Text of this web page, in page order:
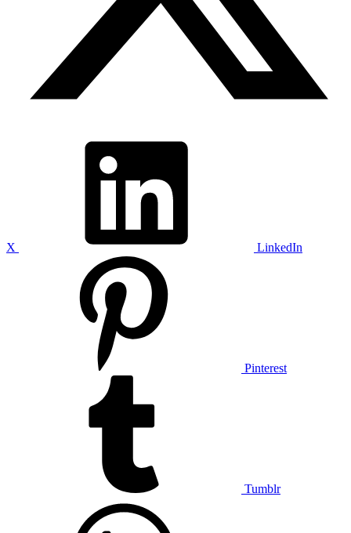
X LinkedIn
Pinterest
Tumblr